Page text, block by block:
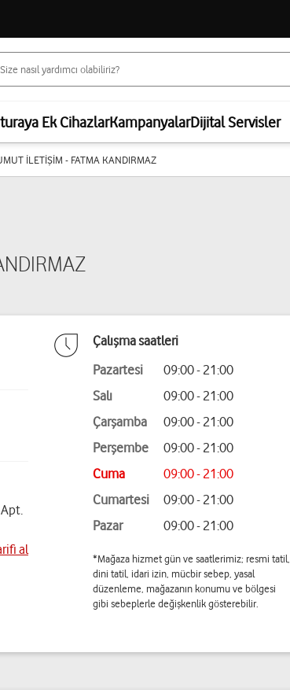
Ek CihazlarKampanyalarDijital Servisler
İLETİŞİM - FATMA KANDIRMAZ
al
Çalışma saatleri
Pazartesi
09:00 - 21:00
Salı
09:00 - 21:00
Çarşamba
09:00 - 21:00
Perşembe
09:00 - 21:00
Cuma
09:00 - 21:00
Cumartesi
09:00 - 21:00
Pazar
09:00 - 21:00
*Mağaza hizmet gün ve saatlerimiz; resmi tatil,
dini tatil, idari izin, mücbir sebep, yasal
düzenleme, mağazanın konumu ve bölgesi
gibi sebeplerle değişkenlik gösterebilir.